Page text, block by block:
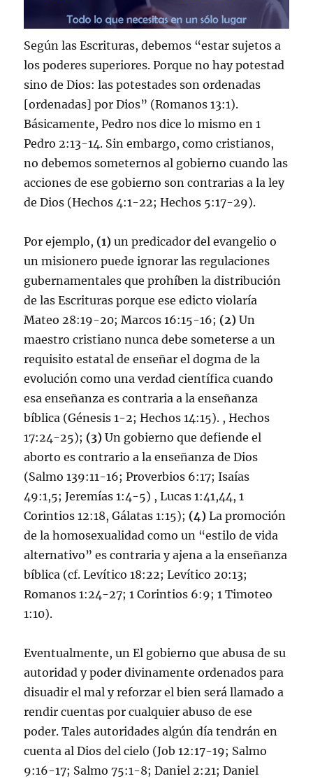
Según las Escrituras, debemos “estar sujetos a
los poderes superiores. Porque no hay potestad
sino de Dios: las potestades son ordenadas
[ordenadas] por Dios” (Romanos 13:1).
Básicamente, Pedro nos dice lo mismo en 1
Pedro 2:13-14. Sin embargo, como cristianos,
no debemos someternos al gobierno cuando las
acciones de ese gobierno son contrarias a la ley
de Dios (Hechos 4:1-22; Hechos 5:17-29).
Por ejemplo, (1) un predicador del evangelio o
un misionero puede ignorar las regulaciones
gubernamentales que prohíben la distribución
de las Escrituras porque ese edicto violaría
Mateo 28:19-20; Marcos 16:15-16; (2) Un
maestro cristiano nunca debe someterse a un
requisito estatal de enseñar el dogma de la
evolución como una verdad científica cuando
esa enseñanza es contraria a la enseñanza
bíblica (Génesis 1-2; Hechos 14:15). , Hechos
17:24-25); (3) Un gobierno que defiende el
aborto es contrario a la enseñanza de Dios
(Salmo 139:11-16; Proverbios 6:17; Isaías
49:1,5; Jeremías 1:4-5) , Lucas 1:41,44, 1
Corintios 12:18, Gálatas 1:15); (4) La promoción
de la homosexualidad como un “estilo de vida
alternativo” es contraria y ajena a la enseñanza
bíblica (cf. Levítico 18:22; Levítico 20:13;
Romanos 1:24-27; 1 Corintios 6:9; 1 Timoteo
1:10).
Eventualmente, un El gobierno que abusa de su
autoridad y poder divinamente ordenados para
disuadir el mal y reforzar el bien será llamado a
rendir cuentas por cualquier abuso de ese
poder. Tales autoridades algún día tendrán en
cuenta al Dios del cielo (Job 12:17-19; Salmo
9:16-17; Salmo 75:1-8; Daniel 2:21; Daniel